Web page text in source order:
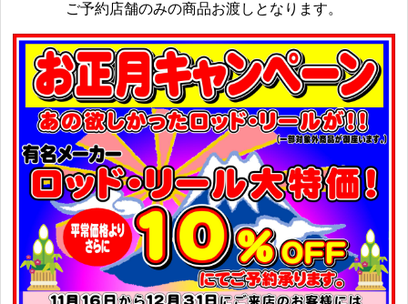
ご予約店舗のみの商品お渡しとなります。